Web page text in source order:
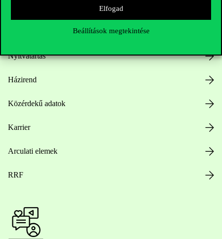
Elfogad
Beállítások megtekintése
Nyitvatartás
Házirend
Közérdekű adatok
Karrier
Arculati elemek
RRF